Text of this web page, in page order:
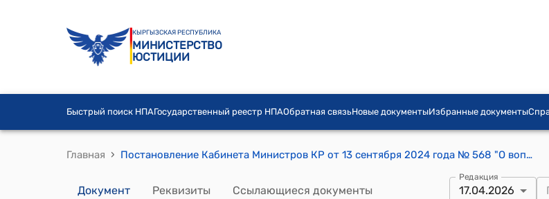
КЫРГЫЗСКАЯ РЕСПУБЛИКА
МИНИСТЕРСТВО
ЮСТИЦИИ
Быстрый поиск НПАГосударственный реестр НПАОбратная связьНовые документыИзбранные документы
Главная › Постановление Кабинета Министров КР от 13 сентября 2024 года № 568 "О вопросах развития качества образования"
Документ Реквизиты Ссылающиеся документы
Редакция
17.04.2026